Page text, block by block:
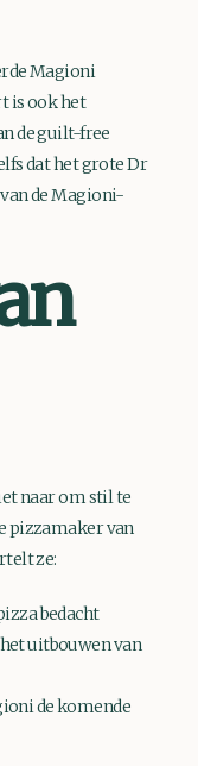
Magioni
is ook het
de guilt-free
dat het grote Dr
de Magioni-
naar om stil te
pizzamaker van
ze:
bedacht
uitbouwen van
de komende